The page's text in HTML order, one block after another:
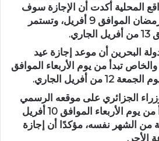
المحلية أكدت أن الإجازة سوف
تبدأ من يوم الثلاثاء 29 رمضان الموافق 9 أفريل، وتستمر
البحرين أن موعد إجازة عيد
تبدأ من يوم الأربعاء الموافق
الجزائري على موقعه الرسمي
أن إجازة عيد الفطر تبدأ من يوم الأربعاء الموافق 10 أفريل
من الشهر نفسه، مؤكدًا أن إجازة